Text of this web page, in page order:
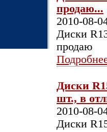
продаю...
2010-08-
Диски
продаю
Диски
шт., в
2010-08-
Диски